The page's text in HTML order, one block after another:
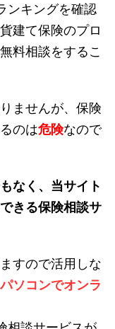
ンキングを確認
建て保険のプロ
料相談をするこ
ませんが、保険
のは危険なので
なく、当サイト
きる保険相談サ
すので活用しな
ソコンでオンラ